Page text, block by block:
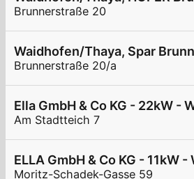
Brunnerstraße 20
Waidhofen/Thaya, Spar
Brunnerstraße 20/a
Ella GmbH & Co KG - 22kW -
Am Stadtteich 7
ELLA GmbH & Co KG - 11kW
Moritz-Schadek-Gasse 59